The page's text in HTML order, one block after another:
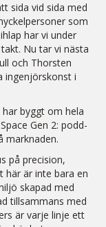
sida vid sida med
som
har vi under
Nu tar vi nästa
och Thorsten
ingenjörskonst i
byggt om hela
Gen 2: podd-
marknaden.
på precision,
här är inte bara en
skapad med
tillsammans med
är varje linje ett